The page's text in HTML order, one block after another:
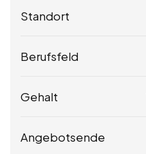
Standort
Berufsfeld
Gehalt
Angebotsende